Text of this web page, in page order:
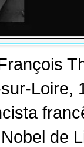
Loire,
de